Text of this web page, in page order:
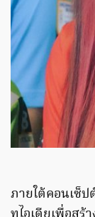
ภายใต้คอนเซ็ป